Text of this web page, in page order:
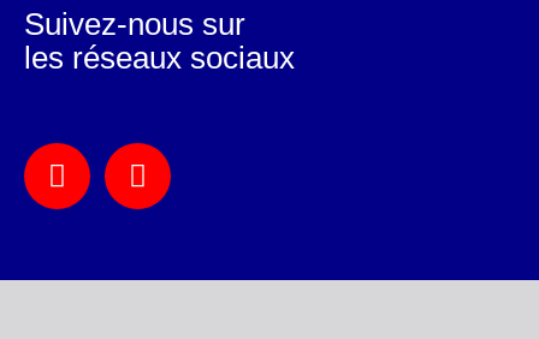
Suivez-nous sur
les réseaux sociaux